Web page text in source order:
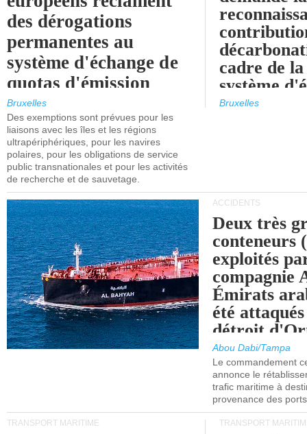
des dérogations
permanentes au
système d'échange de
quotas d'émission
maritimes de l'UE
après 2030.
Bruxelles
Des exemptions sont prévues pour les
liaisons avec les îles et les régions
ultrapériphériques, pour les navires
polaires, pour les obligations de service
public transnationales et pour les activités
de recherche et de sauvetage.
cadre de
système
quotas
Bruxelles
ACCIDENTS
Deux très
conteneurs
exploités
compagnie
Émirats
été
détroit
Abou Dabi/Tampa
Le commandement
annonce le
trafic maritime à
provenance des
TRANSPORT MARITIME TRANSPORT